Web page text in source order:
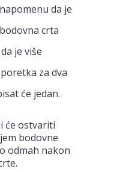
da je
crta
je više
za dva
će jedan.
će ostvariti
bodovne
odmah nakon